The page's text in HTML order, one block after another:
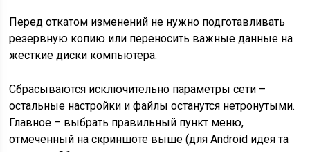
Перед откатом изменений не нужно подготавливать
резервную копию или переносить важные данные на
жесткие диски компьютера.
Сбрасываются исключительно параметры сети –
остальные настройки и файлы останутся нетронутыми.
Главное – выбрать правильный пункт меню,
отмеченный на скриншоте выше (для Android идея та